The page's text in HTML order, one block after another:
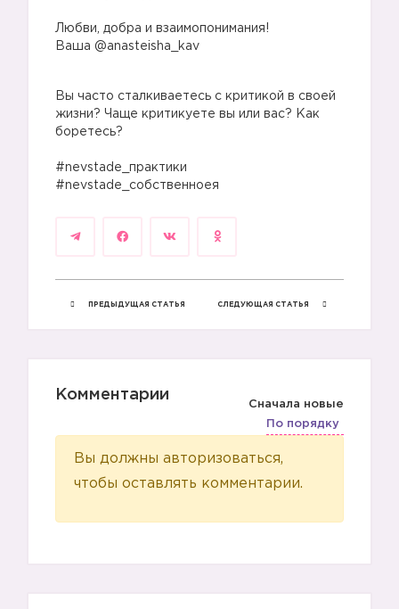
Любви, добра и взаимопонимания!
Ваша @anasteisha_kav
Вы часто сталкиваетесь с критикой в своей
жизни? Чаще критикуете вы или вас? Как
боретесь?
#nevstade_практики
#nevstade_собственноея
ПРЕДЫДУЩАЯ СТАТЬЯ СЛЕДУЮЩАЯ СТАТЬЯ
Комментарии
Сначала новые
По порядку
Вы должны авторизоваться,
чтобы оставлять комментарии.